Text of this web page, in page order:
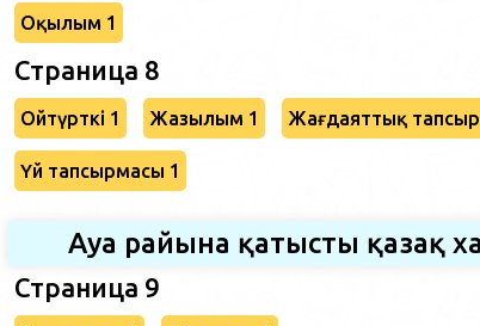
Оқылым 1
Страница 8
Ойтүрткі 1 Жазылым 1 Жағдаяттық
Үй тапсырмасы 1
Ауа райына қатысты қазақ
Страница 9